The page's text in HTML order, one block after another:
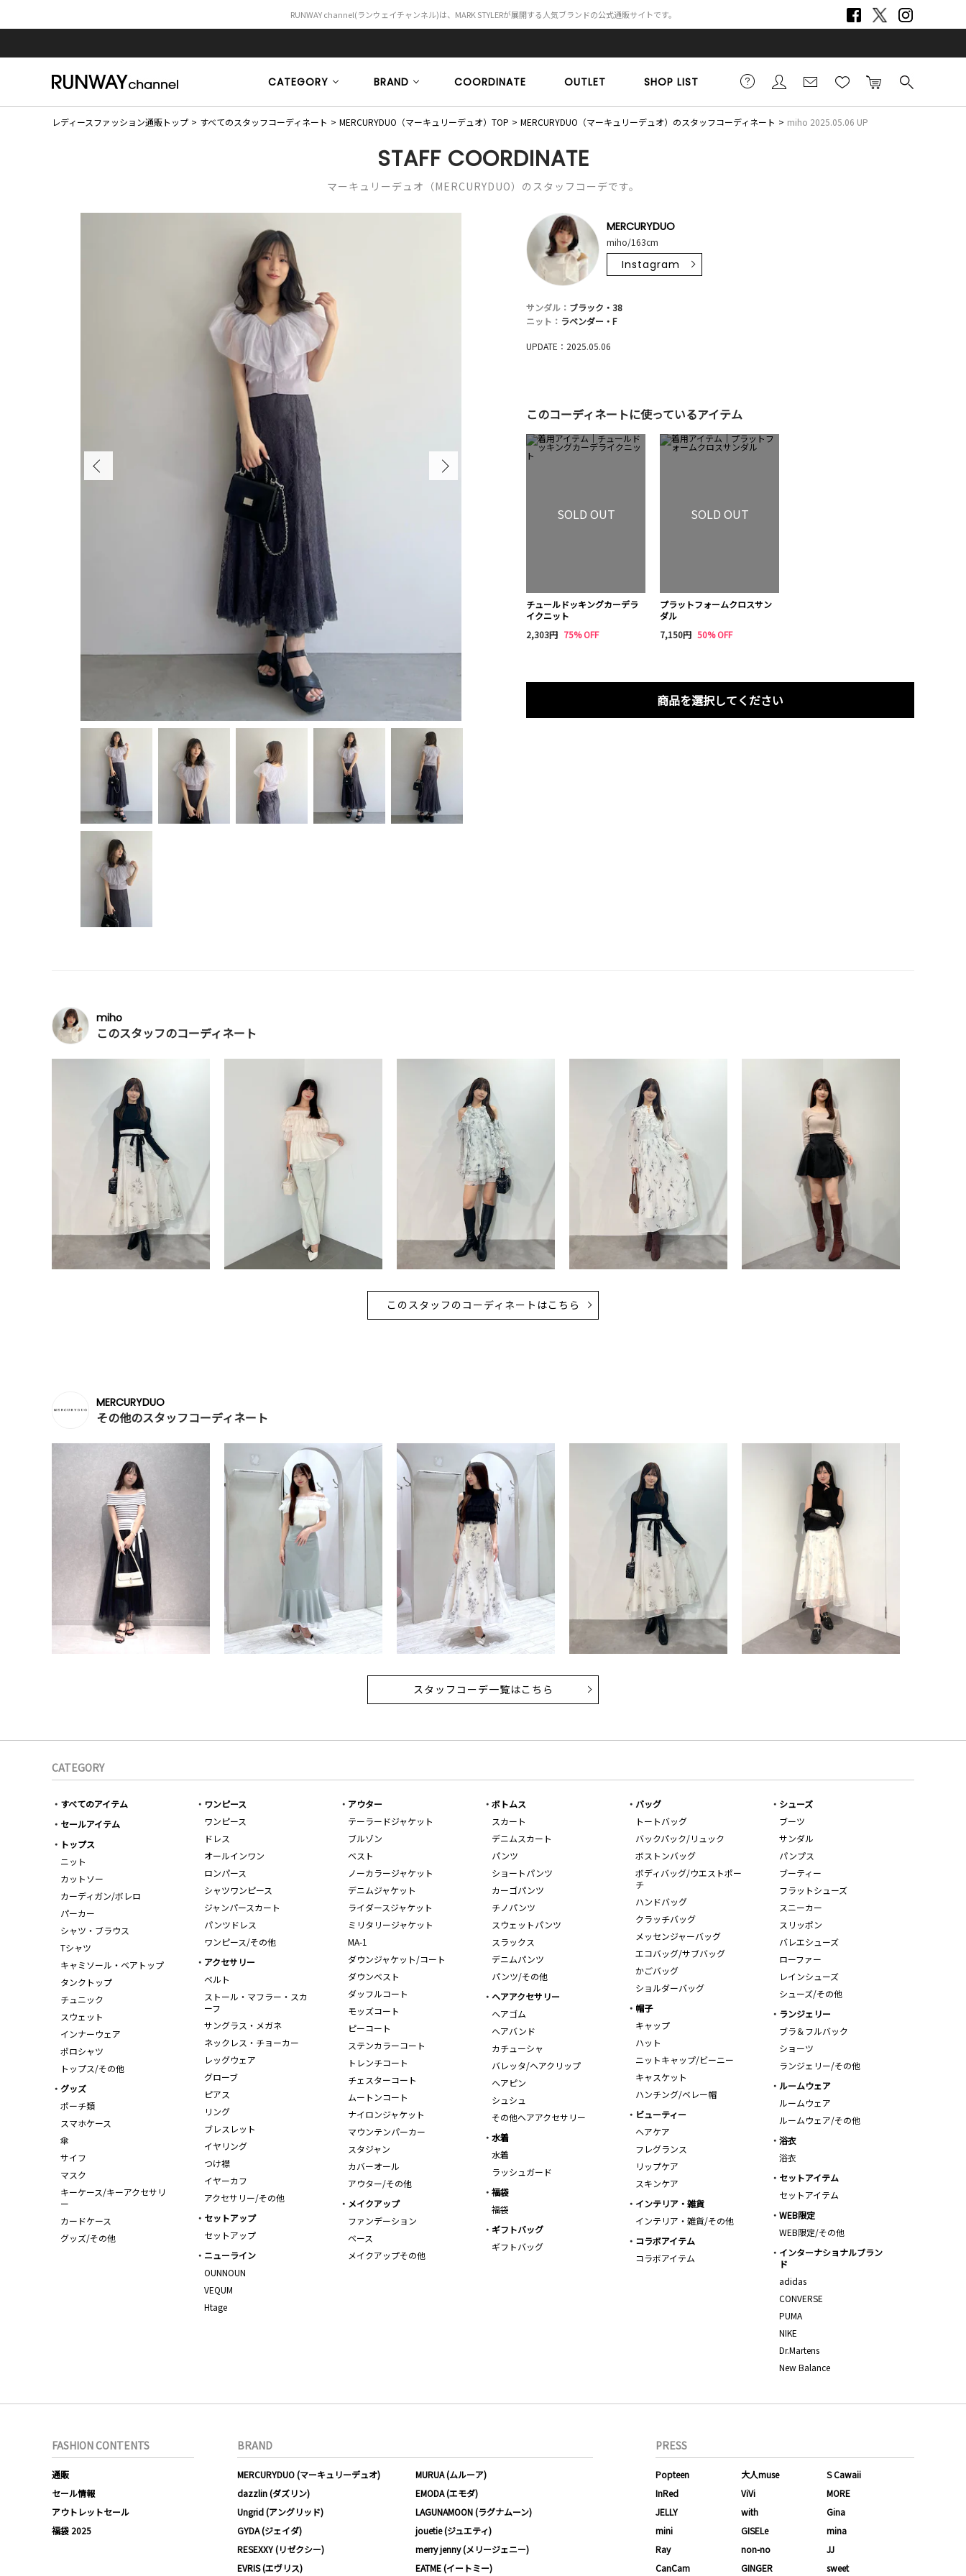
RUNWAY channel(ランウェイチャンネル)は、MARK STYLERが展開する人気ブランドの公式通販サイトです。
CATEGORY BRAND COORDINATE OUTLET SHOP LIST
レディースファッション通販トップ すべてのスタッフコーディネート MERCURYDUO（マーキュリーデュオ）TOP MERCURYDUO（マーキュリーデュオ）のスタッフコーディネート miho 2025.05.06 UP
STAFF COORDINATE
マーキュリーデュオ（MERCURYDUO）のスタッフコーデです。
MERCURYDUO
miho/163cm
Instagram
サンダル： ブラック・38
ニット： ラベンダー・F
UPDATE：2025.05.06
このコーディネートに使っているアイテム
SOLD OUT
チュールドッキングカーデラ
イクニット
2,303円 75% OFF
SOLD OUT
プラットフォームクロスサン
ダル
7,150円 50% OFF
商品を選択してください
miho
このスタッフのコーディネート
このスタッフのコーディネートはこちら
MERCURYDUO
その他のスタッフコーディネート
スタッフコーデ一覧はこちら
CATEGORY
すべてのアイテム
セールアイテム
トップス
ニット
カットソー
カーディガン/ボレロ
パーカー
シャツ・ブラウス
Tシャツ
キャミソール・ベアトップ
タンクトップ
チュニック
スウェット
インナーウェア
ポロシャツ
トップス/その他
ワンピース
ワンピース
ドレス
オールインワン
ロンパース
シャツワンピース
ジャンパースカート
パンツドレス
ワンピース/その他
アウター
テーラードジャケット
ブルゾン
ベスト
ノーカラージャケット
デニムジャケット
ライダースジャケット
ミリタリージャケット
MA-1
ダウンジャケット/コート
ダウンベスト
ダッフルコート
モッズコート
ピーコート
ステンカラーコート
トレンチコート
チェスターコート
ムートンコート
ナイロンジャケット
マウンテンパーカー
スタジャン
カバーオール
アウター/その他
ボトムス
スカート
デニムスカート
パンツ
ショートパンツ
カーゴパンツ
チノパンツ
スウェットパンツ
スラックス
デニムパンツ
パンツ/その他
バッグ
トートバッグ
バックパック/リュック
ボストンバッグ
ボディバッグ/ウエストポー
チ
ハンドバッグ
クラッチバッグ
メッセンジャーバッグ
エコバッグ/サブバッグ
かごバッグ
ショルダーバッグ
シューズ
ブーツ
サンダル
パンプス
ブーティー
フラットシューズ
スニーカー
スリッポン
バレエシューズ
ローファー
レインシューズ
シューズ/その他
アクセサリー
ベルト
ストール・マフラー・スカ
ーフ
サングラス・メガネ
ネックレス・チョーカー
レッグウェア
グローブ
ピアス
リング
ブレスレット
イヤリング
つけ襟
イヤーカフ
アクセサリー/その他
ヘアアクセサリー
ヘアゴム
ヘアバンド
カチューシャ
バレッタ/ヘアクリップ
ヘアピン
シュシュ
その他ヘアアクセサリー
帽子
キャップ
ハット
ニットキャップ/ビーニー
キャスケット
ハンチング/ベレー帽
ランジェリー
ブラ＆フルバック
ショーツ
ランジェリー/その他
ルームウェア
ルームウェア
ルームウェア/その他
グッズ
ポーチ類
スマホケース
傘
サイフ
マスク
キーケース/キーアクセサリ
ー
カードケース
グッズ/その他
ビューティー
ヘアケア
フレグランス
リップケア
スキンケア
水着
水着
ラッシュガード
浴衣
浴衣
セットアイテム
セットアイテム
福袋
福袋
メイクアップ
ファンデーション
ベース
メイクアップその他
インテリア・雑貨
インテリア・雑貨/その他
WEB限定
WEB限定/その他
セットアップ
セットアップ
ギフトバッグ
ギフトバッグ
コラボアイテム
コラボアイテム
インターナショナルブラン
ド
adidas
CONVERSE
PUMA
NIKE
Dr.Martens
New Balance
ニューライン
OUNNOUN
VEQUM
Htage
FASHION CONTENTS
通販
セール情報
アウトレットセール
福袋 2025
BRAND
MERCURYDUO (マーキュリーデュオ)
MURUA (ムルーア)
dazzlin (ダズリン)
EMODA (エモダ)
Ungrid (アングリッド)
LAGUNAMOON (ラグナムーン)
GYDA (ジェイダ)
jouetie (ジュエティ)
RESEXXY (リゼクシー)
merry jenny (メリージェニー)
EVRIS (エヴリス)
EATME (イートミー)
PRESS
Popteen 大人muse
S Cawaii
InRed
ViVi
MORE
JELLY
with
Gina
mini
GISELe
mina
Ray
non-no
JJ
CanCam
GINGER sweet